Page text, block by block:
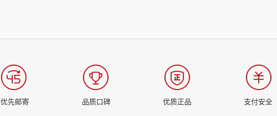
优先邮寄 品质口碑 优质正品 支付安全